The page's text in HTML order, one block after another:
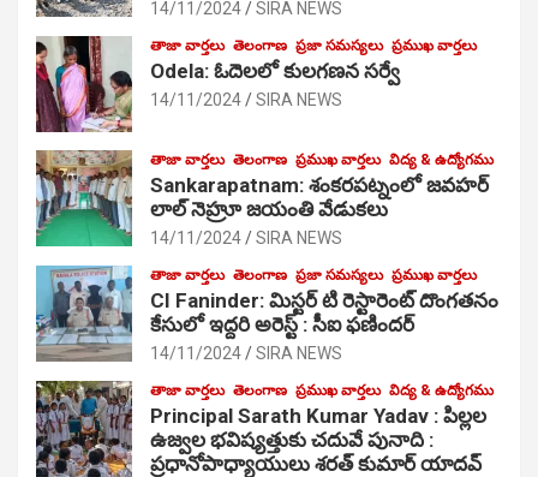
14/11/2024 SIRA NEWS
తాజా వార్తలు తెలంగాణ ప్రజా సమస్యలు ప్రముఖ వార్తలు
Odela: ఓదెలలో కులగణన సర్వే
14/11/2024 SIRA NEWS
తాజా వార్తలు తెలంగాణ ప్రముఖ వార్తలు విద్య & ఉద్యోగము
Sankarapatnam: శంకరపట్నంలో జవహర్
లాల్ నెహ్రూ జయంతి వేడుకలు
14/11/2024 SIRA NEWS
తాజా వార్తలు తెలంగాణ ప్రజా సమస్యలు ప్రముఖ వార్తలు
CI Faninder: మిస్టర్ టి రెస్టారెంట్ దొంగతనం
కేసులో ఇద్దరి అరెస్ట్ : సీఐ ఫణిందర్
14/11/2024 SIRA NEWS
తాజా వార్తలు తెలంగాణ ప్రముఖ వార్తలు విద్య & ఉద్యోగము
Principal Sarath Kumar Yadav : పిల్లల
ఉజ్వల భవిష్యత్తుకు చదువే పునాది :
ప్రధానోపాధ్యాయులు శరత్ కుమార్ యాదవ్